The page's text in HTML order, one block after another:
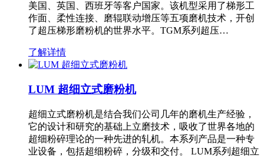
美国、英国、西班牙等客户国家。该机型采用了梯形工
作面、柔性连接、磨辊联动增压等五项磨机技术，开创
了超压梯形磨粉机的世界水平。TGM系列超压…
了解详情
LUM 超细立式磨粉机
超细立式磨粉机是结合我们公司几年的磨机生产经验，
它的设计和研究的基础上立磨技术，吸收了世界各地的
超细粉碎理论的一种先进的轧机。本系列产品是一种专
业设备，包括超细粉碎，分级和交付。 LUM系列超细立